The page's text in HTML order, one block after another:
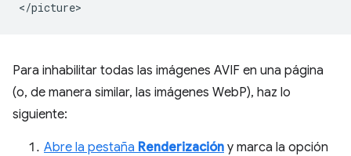
Para inhabilitar todas las imágenes AVIF en una página
(o, de manera similar, las imágenes WebP), haz lo
siguiente:
Abre la pestaña Renderización y marca la opción